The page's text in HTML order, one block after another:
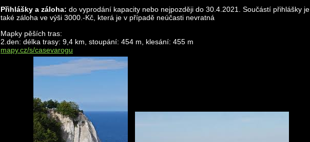
Přihlášky a záloha: do vyprodání kapacity nebo nejpozději do 30.4.2021. Součástí přihlášky je
také záloha ve výši 3000.-Kč, která je v případě neúčasti nevratná
Mapky pěších tras:
2.den: délka trasy: 9,4 km, stoupání: 454 m, klesání: 455 m
mapy.cz/s/casevarogu